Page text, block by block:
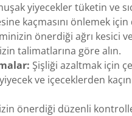
yiyecekler tüketin ve
kaçmasını önlemek
önerdiği ağrı kesici
talimatlarına göre alın.
Şişliği azaltmak için
ve içeceklerden
önerdiği düzenli